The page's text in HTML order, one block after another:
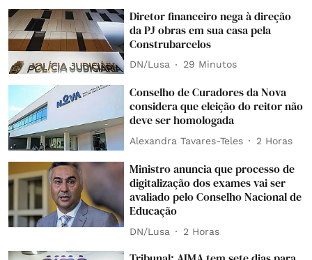
Diretor financeiro nega à direção
da PJ obras em sua casa pela
Construbarcelos
DN/Lusa 29 Minutos
Conselho de Curadores da Nova
considera que eleição do reitor não
deve ser homologada
Alexandra Tavares-Teles 2 Horas
Ministro anuncia que processo de
digitalização dos exames vai ser
avaliado pelo Conselho Nacional de
Educação
DN/Lusa 2 Horas